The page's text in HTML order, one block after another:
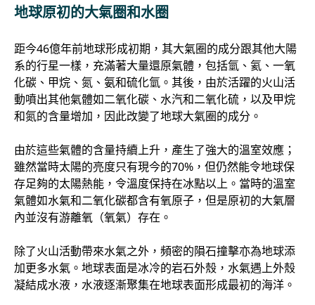
地球原初的大氣圈和水圈
距今46億年前地球形成初期，其大氣圈的成分跟其他大陽
系的行星一樣，充滿著大量還原氣體，包括氫、氦、一氧
化碳、甲烷、氮、氨和硫化氫。其後，由於活躍的火山活
動噴出其他氣體如二氧化碳、水汽和二氧化硫，以及甲烷
和氮的含量增加，因此改變了地球大氣圈的成分。
由於這些氣體的含量持續上升，產生了強大的溫室效應；
雖然當時太陽的亮度只有現今的70%，但仍然能令地球保
存足夠的太陽熱能，令溫度保持在冰點以上。當時的溫室
氣體如水氣和二氧化碳都含有氧原子，但是原初的大氣層
內並沒有游離氧（氧氣）存在。
除了火山活動帶來水氣之外，頻密的隕石撞擊亦為地球添
加更多水氣。地球表面是冰冷的岩石外殼，水氣遇上外殼
凝結成水液，水液逐漸聚集在地球表面形成最初的海洋。